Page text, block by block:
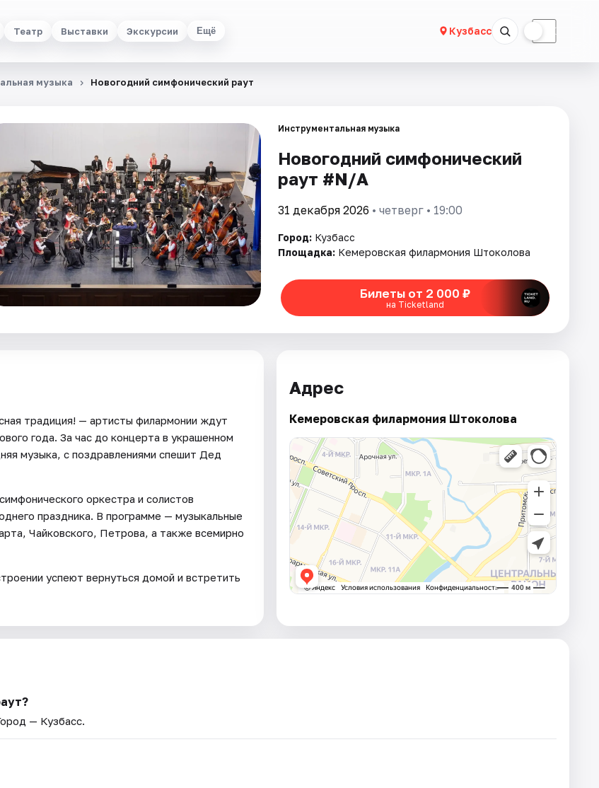
Театр Выставки Экскурсии Ещё Кузбасс ☾
музыка Новогодний симфонический раут
Инструментальная музыка
Новогодний симфонический
раут #N/A
31 декабря 2026 • четверг • 19:00
Город: Кузбасс
Площадка: Кемеровская филармония Штоколова
Билеты от 2 000 ₽
на Ticketland
традиция! — артисты филармонии ждут
года. За час до концерта в украшенном
музыка, с поздравлениями спешит Дед
оркестра и солистов
праздника. В программе — музыкальные
Чайковского, Петрова, а также всемирно
успеют вернуться домой и встретить
Адрес
Кемеровская филармония Штоколова
— Кузбасс.